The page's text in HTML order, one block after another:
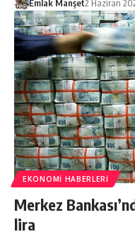
Emlak Manşet2 Haziran
EKONOMI HABERLERI
Merkez
lira